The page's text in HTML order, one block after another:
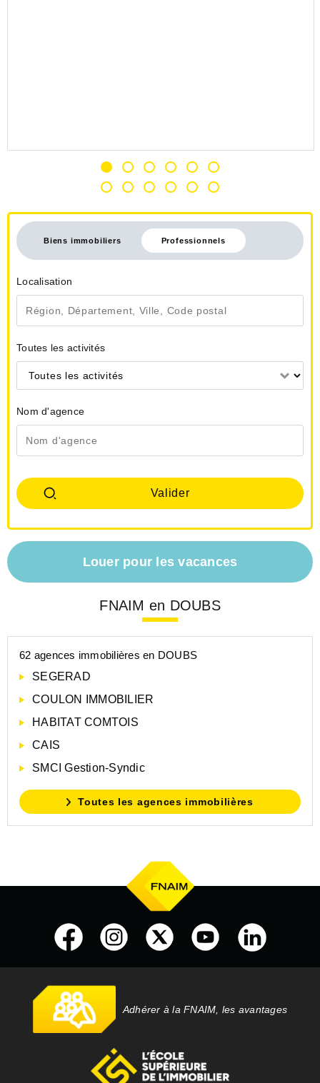
Biens immobiliers Professionnels
Localisation
Toutes les activités
Toutes les activités
Nom d'agence
Louer pour les vacances
FNAIM en DOUBS
62 agences immobilières en DOUBS
SEGERAD
COULON IMMOBILIER
HABITAT COMTOIS
CAIS
SMCI Gestion-Syndic
Toutes les agences immobilières
Adhérer à la FNAIM, les avantages